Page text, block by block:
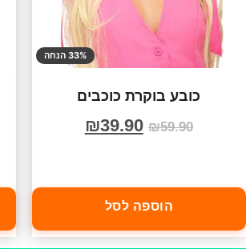
33% הנחה
כובע בוקרת כוכבים
₪59.90
₪39.90
הוספה לסל